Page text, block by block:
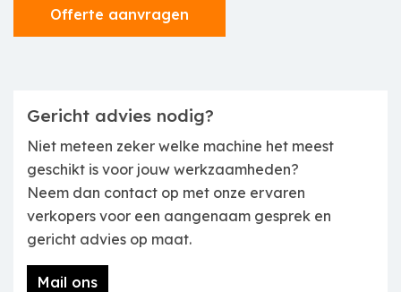
Offerte aanvragen
Gericht advies nodig?
Niet meteen zeker welke machine het meest
geschikt is voor jouw werkzaamheden?
Neem dan contact op met onze ervaren
verkopers voor een aangenaam gesprek en
gericht advies op maat.
Mail ons